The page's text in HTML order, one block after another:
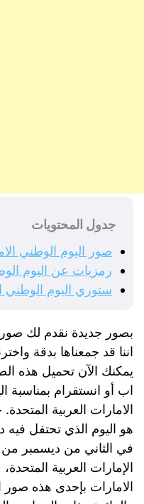
جدول المحتويات
صور اليوم الوطني
رمزيات عن اليوم
ستوري اليوم الوطني
بصور جديدة نقدم لك صور
اننا قد جمعناها بدقة
يمكنك الآن تحميل هذه
اب أو انستقرام بمناسبة
الامارات العربية
هو اليوم الذي تحتفل فيه
في الثاني من ديسمبر
الإمارات العربية
الامارات بإحدى هذه صور